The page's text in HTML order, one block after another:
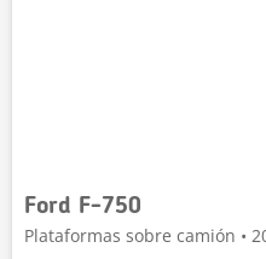
Ford F-750
Plataformas sobre camión •